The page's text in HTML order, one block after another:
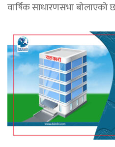
वार्षिक साधारणसभा